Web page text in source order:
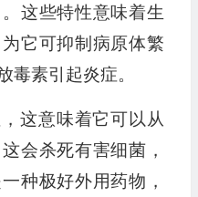
这些特性意味着生
它可抑制病原体繁
毒素引起炎症。
这意味着它可以从
会杀死有害细菌，
种极好外用药物，